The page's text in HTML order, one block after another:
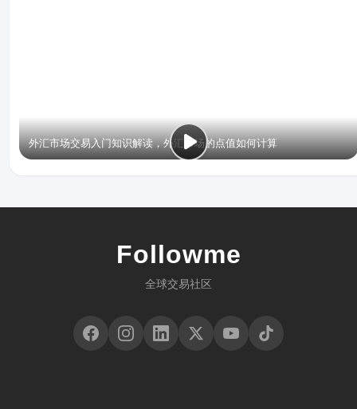
外汇市场交易入门知识解读，外汇市场的点值如何计算
Followme
全球交易社区